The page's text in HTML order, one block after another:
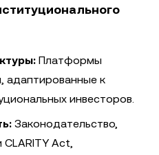
Платформы
адаптированные к
инвесторов.
Законодательство,
CLARITY Act,